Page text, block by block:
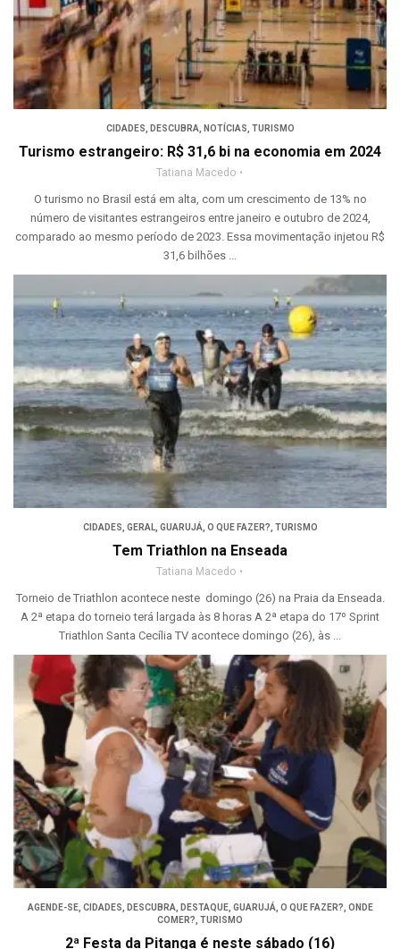
CIDADES DESCUBRA NOTÍCIAS TURISMO
Turismo estrangeiro: R$ 31,6 bi na economia em 2024
Tatiana Macedo
O turismo no Brasil está em alta, com um crescimento de 13% no
número de visitantes estrangeiros entre janeiro e outubro de 2024,
comparado ao mesmo período de 2023. Essa movimentação injetou R$
31,6 bilhões ...
CIDADES GERAL, GUARUJÁ O QUE FAZER? TURISMO
Tem Triathlon na Enseada
Tatiana Macedo
Torneio de Triathlon acontece neste domingo (26) na Praia da Enseada.
A 2ª etapa do torneio terá largada às 8 horas A 2ª etapa do 17º Sprint
Triathlon Santa Cecília TV acontece domingo (26), às ...
AGENDE-SE, CIDADES, DESCUBRA, DESTAQUE, GUARUJÁ, O QUE FAZER?, ONDE
COMER?, TURISMO
2ª Festa da Pitanga é neste sábado (16)